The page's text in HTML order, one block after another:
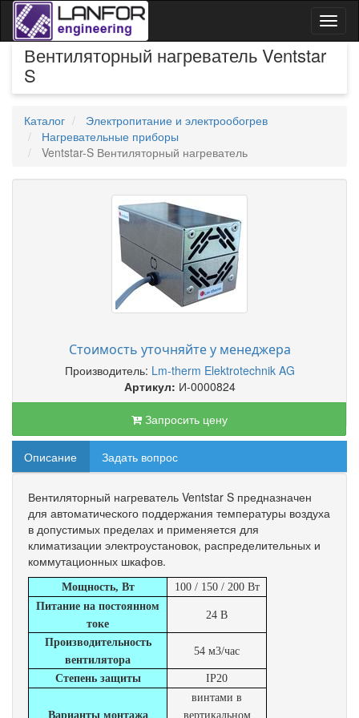
Вентиляторный нагреватель Ventstar
S
Каталог
Электропитание и электрообогрев
Нагревательные приборы
Ventstar-S Вентиляторный нагреватель
Стоимость уточняйте у менеджера
Производитель: Lm-therm Elektrotechnik AG
Артикул: И-0000824
Запросить цену
Описание Задать вопрос
Вентиляторный нагреватель Ventstar S предназначен
для автоматического поддержания температуры воздуха
в допустимых пределах и применяется для
климатизации электроустановок, распределительных и
коммутационных шкафов.
Мощность, Вт
100 / 150 / 200 Вт
Питание на постоянном
токе
24 В
Производительность
вентилятора
54 м3/час
Степень защиты IP20
Варианты монтажа
винтами в
вертикальном